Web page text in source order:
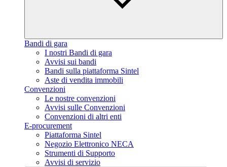
Bandi di gara
I nostri Bandi di gara
Avvisi sui bandi
Bandi sulla piattaforma Sintel
Aste di vendita immobili
Convenzioni
Le nostre convenzioni
Avvisi sulle Convenzioni
Convenzioni di altri enti
E-procurement
Piattaforma Sintel
Negozio Elettronico NECA
Strumenti di Supporto
Avvisi di servizio